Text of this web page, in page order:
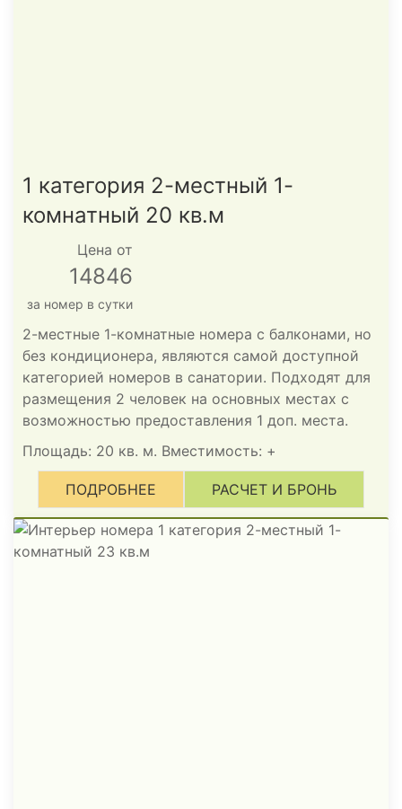
1 категория 2-местный 1-
комнатный 20 кв.м
Цена от
14846
за номер в сутки
2-местные 1-комнатные номера с балконами, но
без кондиционера, являются самой доступной
категорией номеров в санатории. Подходят для
размещения 2 человек на основных местах с
возможностью предоставления 1 доп. места.
Площадь: 20 кв. м. Вместимость: +
ПОДРОБНЕЕ РАСЧЕТ И БРОНЬ